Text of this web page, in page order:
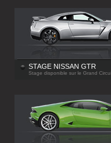
STAGE NISSAN GTR
Stage disponible sur le Grand